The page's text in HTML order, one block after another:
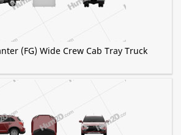
(FG) Wide Crew Cab Tray Truck